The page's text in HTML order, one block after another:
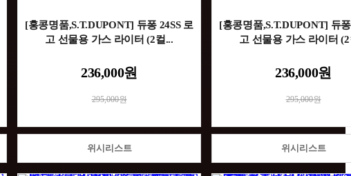
[홍콩명품,S.T.DUPONT] 듀퐁 24SS 로
고 선물용 가스 라이터 (2컬...
236,000원
295,000원
위시리스트
[홍콩명품,S.T.DUPONT] 듀퐁
고 선물용 가스 라이터
236,000원
295,000원
위시리스트